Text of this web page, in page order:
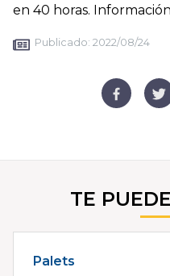
en 40 horas.
Publicado: 2022/08/24
TE
Palets